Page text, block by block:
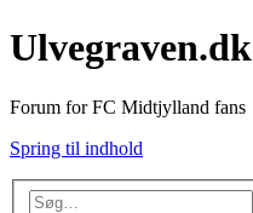
Ulvegraven.dk
Forum for FC Midtjylland fans
Spring til indhold